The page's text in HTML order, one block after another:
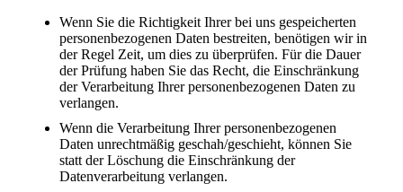
Wenn Sie die Richtigkeit Ihrer bei uns gespeicherten
personenbezogenen Daten bestreiten, benötigen wir in
der Regel Zeit, um dies zu überprüfen. Für die Dauer
der Prüfung haben Sie das Recht, die Einschränkung
der Verarbeitung Ihrer personenbezogenen Daten zu
verlangen.
Wenn die Verarbeitung Ihrer personenbezogenen
Daten unrechtmäßig geschah/geschieht, können Sie
statt der Löschung die Einschränkung der
Datenverarbeitung verlangen.